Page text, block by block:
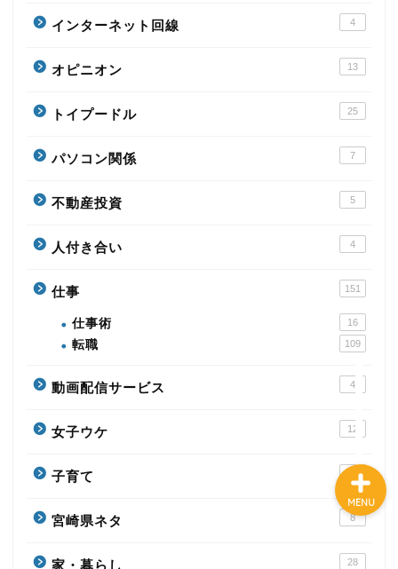
インターネット回線 4
オピニオン 13
トイプードル 25
パソコン関係 7
不動産投資 5
人付き合い 4
仕事 151
仕事術 16
転職 109
動画配信サービス 4
女子ウケ 12
子育て
宮崎県ネタ 8
家・暮らし 28
MENU